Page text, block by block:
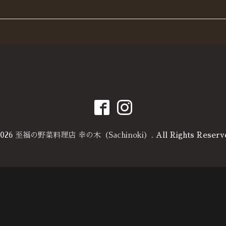
至福の野菜料理店 幸の木（Sachinoki） . All Rights